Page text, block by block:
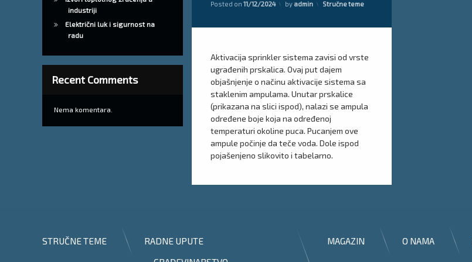
Posted on11/12/2024 by admin Kategorije:
Stručne teme
Aktivacija sprinkler sistema zavisi od vrste
ugrađenih prskalica. Ovaj put dajem
objašnjenje o načinu aktivacije sistema sa
staklenim ampulama. Unutar prskalice
(prikazana na slici ispod), nalazi se ampula
određene boje koja na određenoj
temperaturi okoline puca. Pucanjem ove
ampule počinje da teče voda. Dole ispod
pojašenjeno slikovito i tabelarno.
industriji
Električni luk i sigurnost na
radu
Recent Comments
Nema komentara.
STRUČNE TEME
RADNE UPUTE
MAGAZIN O NAMA